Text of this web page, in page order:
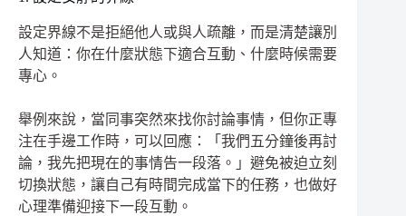
設定界線不是拒絕他人或與人疏離，而是清楚讓別
人知道：你在什麼狀態下適合互動、什麼時候需要
專心。
舉例來說，當同事突然來找你討論事情，但你正專
注在手邊工作時，可以回應：「我們五分鐘後再討
論，我先把現在的事情告一段落。」避免被迫立刻
切換狀態，讓自己有時間完成當下的任務，也做好
心理準備迎接下一段互動。